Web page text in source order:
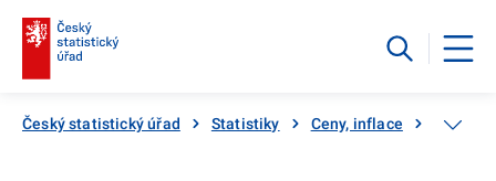
Český statistický úřad Statistiky Ceny, inflace